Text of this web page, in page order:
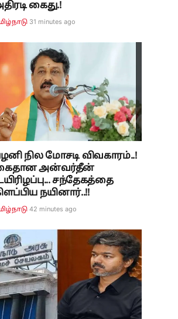
கைது.!
31 minutes ago
நில மோசடி விவகாரம்..!
அன்வர்தீன்
சந்தேகத்தை
நயினார்..!!
42 minutes ago